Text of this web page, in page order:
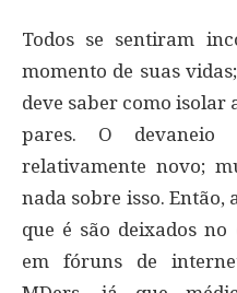
Todos se sentiram
momento de suas
deve saber como isolar
pares. O devaneio
relativamente novo;
nada sobre isso. Então,
que é são deixados
em fóruns de